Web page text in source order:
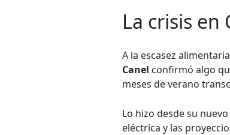
La crisis en
A la escasez
Canel confirmó algo
meses de verano
Lo hizo desde su
eléctrica y las